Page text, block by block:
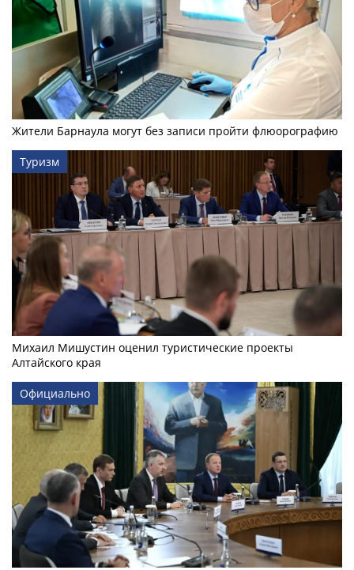
Жители Барнаула могут без записи пройти флюорографию
Туризм
Михаил Мишустин оценил туристические проекты
Алтайского края
Официально